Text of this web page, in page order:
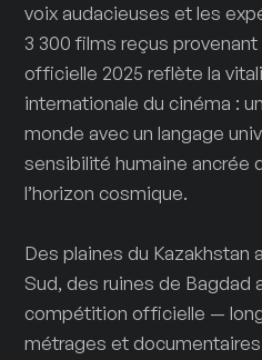
voix audacieuses et les
3 300 films reçus provenant
officielle 2025 reflète la
internationale du cinéma :
monde avec un langage
sensibilité humaine ancrée
l’horizon cosmique.
Des plaines du Kazakhstan
Sud, des ruines de Bagdad
compétition officielle —
métrages et